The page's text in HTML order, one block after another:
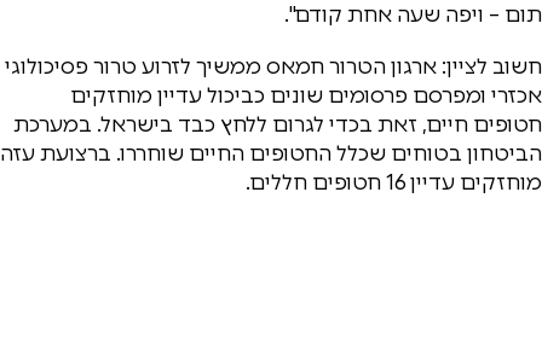
תום – ויפה שעה אחת קודם".
חשוב לציין: ארגון הטרור חמאס ממשיך לזרוע טרור פסיכולוגי
אכזרי ומפרסם פרסומים שונים כביכול עדיין מוחזקים
חטופים חיים, זאת בכדי לגרום ללחץ כבד בישראל. במערכת
הביטחון בטוחים שכלל החטופים החיים שוחררו. ברצועת עזה
מוחזקים עדיין 16 חטופים חללים.